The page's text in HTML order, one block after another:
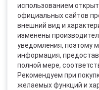
использованием
официальных сайтов
внешний вид и
изменены
уведомления, поэтому
информация,
полной мере,
Рекомендуем при
желаемых функций и